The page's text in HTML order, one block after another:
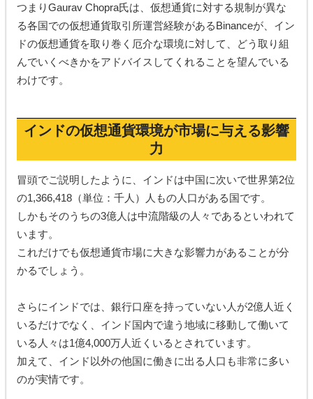
つまりGaurav Chopra氏は、仮想通貨に対する規制が異な
る各国での仮想通貨取引所運営経験があるBinanceが、イン
ドの仮想通貨を取り巻く厄介な環境に対して、どう取り組
んでいくべきかをアドバイスしてくれることを望んでいる
わけです。
インドの仮想通貨環境が市場に与える影響
力
冒頭でご説明したように、インドは中国に次いで世界第2位
の1,366,418（単位：千人）人もの人口がある国です。
しかもそのうちの3億人は中流階級の人々であるといわれて
います。
これだけでも仮想通貨市場に大きな影響力があることが分
かるでしょう。
さらにインドでは、銀行口座を持っていない人が2億人近く
いるだけでなく、インド国内で違う地域に移動して働いて
いる人々は1億4,000万人近くいるとされています。
加えて、インド以外の他国に働きに出る人口も非常に多い
のが実情です。